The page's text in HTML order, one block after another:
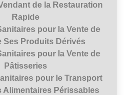
de la Restauration
Rapide
pour la Vente de
Ses Produits Dérivés
pour la Vente de
Pâtisseries
pour le Transport
Alimentaires Périssables